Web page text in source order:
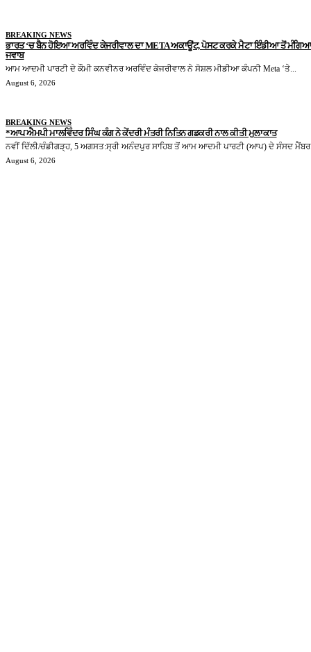
BREAKING NEWS
ਭਾਰਤ ‘ਚ ਬੈਨ ਹੋਇਆ ਅਰਵਿੰਦ ਕੇਜਰੀਵਾਲ ਦਾ META ਅਕਾਊਂਟ, ਪੋਸਟ ਕਰਕੇ ਮੈਟਾ ਇੰਡੀਆ ਤੋਂ ਮੰਗਿਆ
ਜਵਾਬ
ਆਮ ਆਦਮੀ ਪਾਰਟੀ ਦੇ ਕੌਮੀ ਕਨਵੀਨਰ ਅਰਵਿੰਦ ਕੇਜਰੀਵਾਲ ਨੇ ਸੋਸ਼ਲ ਮੀਡੀਆ ਕੰਪਨੀ Meta ‘ਤੇ...
August 6, 2026
BREAKING NEWS
*ਆਪ ਐਮਪੀ ਮਾਲਵਿੰਦਰ ਸਿੰਘ ਕੰਗ ਨੇ ਕੇਂਦਰੀ ਮੰਤਰੀ ਨਿਤਿਨ ਗਡਕਰੀ ਨਾਲ ਕੀਤੀ ਮੁਲਾਕਾਤ
ਨਵੀਂ ਦਿੱਲੀ/ਚੰਡੀਗੜ੍ਹ, 5 ਅਗਸਤ:ਸ੍ਰੀ ਅਨੰਦਪੁਰ ਸਾਹਿਬ ਤੋਂ ਆਮ ਆਦਮੀ ਪਾਰਟੀ (ਆਪ) ਦੇ ਸੰਸਦ
August 6, 2026